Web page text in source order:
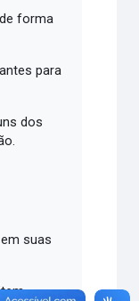
forma
para
dos
suas